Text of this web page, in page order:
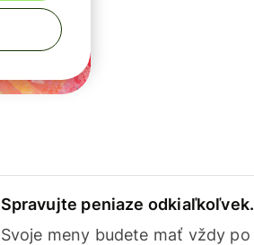
Spravujte peniaze odkiaľkoľvek.
Svoje meny budete mať vždy po